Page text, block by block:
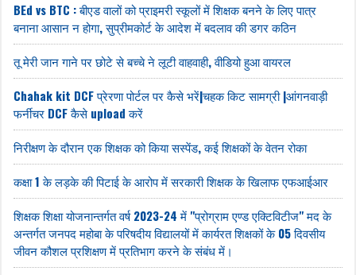
BEd vs BTC : बीएड वालों को प्राइमरी स्कूलों में शिक्षक बनने के लिए पात्र
बनाना आसान न होगा, सुप्रीमकोर्ट के आदेश में बदलाव की डगर कठिन
तू मेरी जान गाने पर छोटे से बच्चे ने लूटी वाहवाही, वीडियो हुआ वायरल
Chahak kit DCF प्रेरणा पोर्टल पर कैसे भरें|चहक किट सामग्री |आंगनवाड़ी
फर्नीचर DCF कैसे upload करें
निरीक्षण के दौरान एक शिक्षक को किया सस्पेंड, कई शिक्षकों के वेतन रोका
कक्षा 1 के लड़के की पिटाई के आरोप में सरकारी शिक्षक के खिलाफ एफआईआर
शिक्षक शिक्षा योजनान्तर्गत वर्ष 2023-24 में "प्रोग्राम एण्ड एक्टिविटीज" मद के
अन्तर्गत जनपद महोबा के परिषदीय विद्यालयों में कार्यरत शिक्षकों के 05 दिवसीय
जीवन कौशल प्रशिक्षण में प्रतिभाग करने के संबंध में।